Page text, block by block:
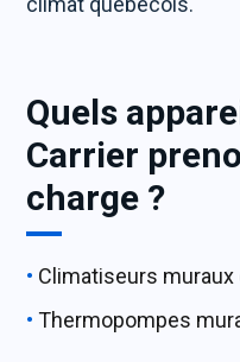
Quels
Carrier
charge ?
Climatiseurs
Thermopompes